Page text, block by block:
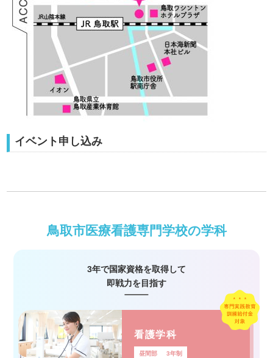
イベント申し込み
鳥取市医療看護専門学校の学科
3年で国家資格を取得して
即戦力を目指す
看護学科
昼間部 3年制